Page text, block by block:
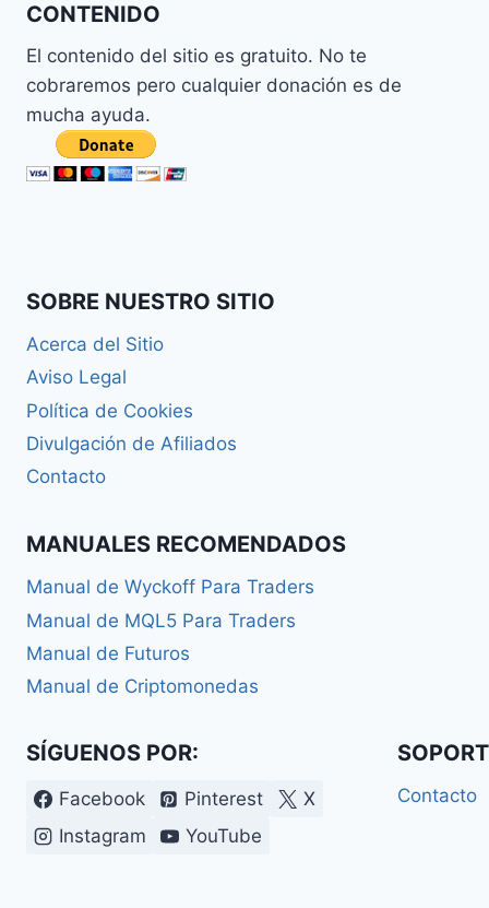
CONTENIDO
El contenido del sitio es gratuito. No te
cobraremos pero cualquier donación es de
mucha ayuda.
SOBRE NUESTRO SITIO
Acerca del Sitio
Aviso Legal
Política de Cookies
Divulgación de Afiliados
Contacto
MANUALES RECOMENDADOS
Manual de Wyckoff Para Traders
Manual de MQL5 Para Traders
Manual de Futuros
Manual de Criptomonedas
SÍGUENOS POR:
Facebook Pinterest
X
Instagram
YouTube
Contacto